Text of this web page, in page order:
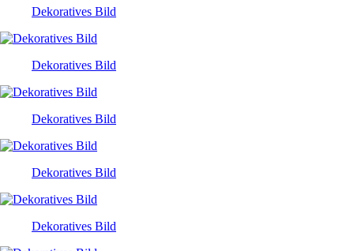
Dekoratives Bild
Dekoratives Bild
Dekoratives Bild
Dekoratives Bild
Dekoratives Bild